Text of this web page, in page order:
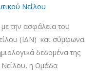
Νείλου
την ασφάλεια του
(ΙΔΝ) και σύμφωνα
δεδομένα της
Νείλου, η Ομάδα